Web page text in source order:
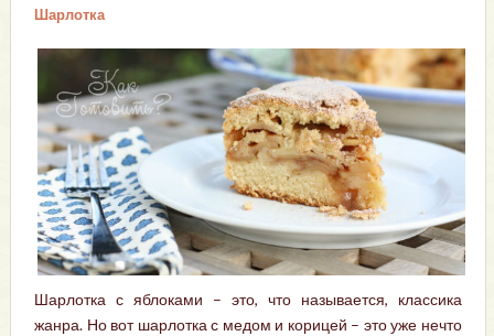
Шарлотка
Шарлотка с яблоками – это, что называется, классика
жанра. Но вот шарлотка с медом и корицей – это уже нечто